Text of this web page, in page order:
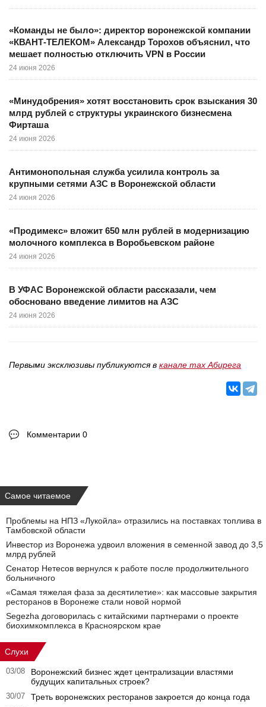
«Команды не было»: директор воронежской компании
«КВАНТ-ТЕЛЕКОМ» Александр Торохов объяснил, что
мешает полностью отключить VPN в России
24 июня 2026
«Минудобрения» хотят восстановить срок взыскания 30
млрд рублей с структуры украинского бизнесмена
Фирташа
24 июня 2026
Антимонопольная служба усилила контроль за
крупными сетями АЗС в Воронежской области
24 июня 2026
«Продимекс» вложит 650 млн рублей в модернизацию
молочного комплекса в Воробьевском районе
24 июня 2026
В УФАС Воронежской области рассказали, чем
обосновано введение лимитов на АЗС
24 июня 2026
Первыми эксклюзивы публикуются в канале max Абирега
Комментарии 0
Самое читаемое
Проблемы на НПЗ «Лукойла» отразились на поставках топлива в
Тамбовской области
Инвестор из Воронежа удвоил вложения в семенной завод до 3,5
млрд рублей
Сенатор Нетесов вернулся к работе после продолжительного
больничного
«Самая тяжелая фаза за десятилетие»: как массовые закрытия
ресторанов в Воронеже стали новой нормой
Segezha договорилась с китайскими партнерами о проекте
биохимкомплекса в Красноярском крае
Слухи
03/08
Воронежский бизнес ждет централизации властями
будущих капитальных строек?
30/07 Треть воронежских ресторанов закроется до конца года